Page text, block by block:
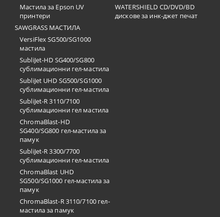
Мастила за Epson UV
принтери
SAWGRASS МАСТИЛА
VersiFlex SG500/SG1000
мастила
SubliJet-HD SG400/SG800
сублимационни гел-мастила
SubliJet UHD SG500/SG1000
сублимационни гел-мастила
SubliJet-R 3110/7100
сублимационни гел мастила
ChromaBlast-HD
SG400/SG800 гел-мастила за
памук
SubliJet-R 3300/7700
сублимационни гел-мастила
ChromaBlast UHD
SG500/SG1000 гел-мастила за
памук
ChromaBlast-R 3110/7100 гел-
мастила за памук
WATERSHIELD CD/DVD/BD
дискове за инк-джет печат